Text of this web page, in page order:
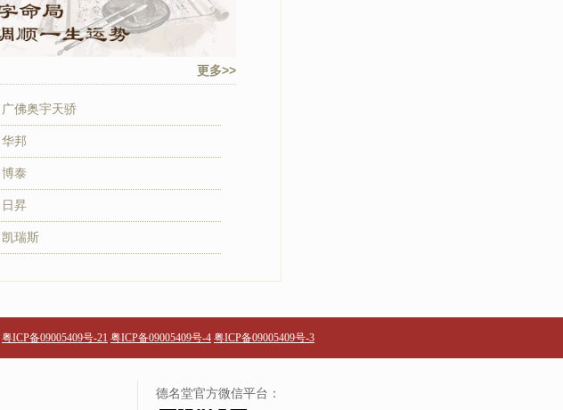
更多>>
广佛奥宇天骄
华邦
博泰
日昇
凯瑞斯
粤ICP备09005409号-21 粤ICP备09005409号-4 粤ICP备09005409号-3
德名堂官方微信平台：